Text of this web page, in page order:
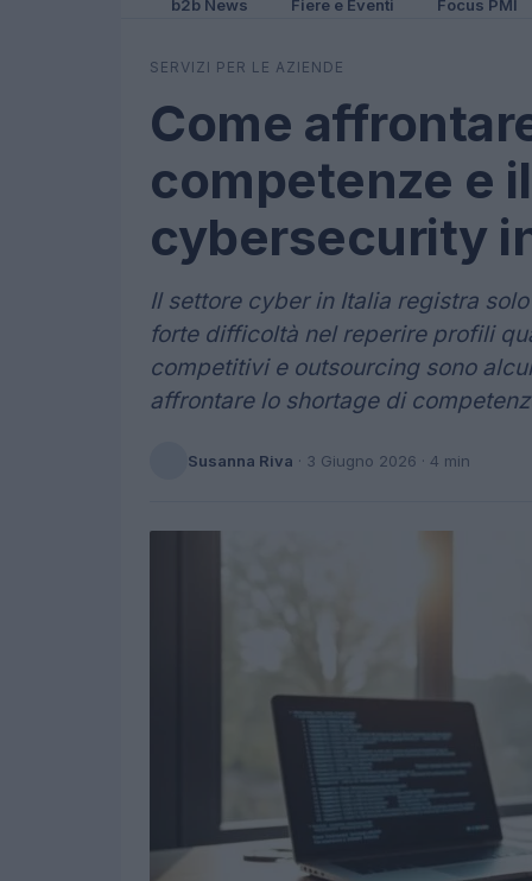
b2b News Fiere e Eventi Focus PMI
SERVIZI PER LE AZIENDE
Come
competenze e
cybersecurity
Il settore cyber in Italia registra
forte difficoltà nel reperire profili
competitivi e outsourcing sono
affrontare lo shortage di
Susanna Riva · 3 Giugno 2026 · 4 min